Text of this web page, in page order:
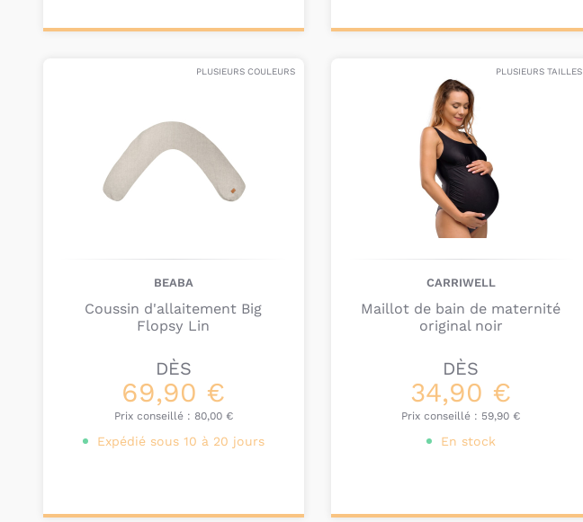
PLUSIEURS COULEURS
BEABA
Coussin d'allaitement Big
Flopsy Lin
DÈS
69,90 €
Prix conseillé : 80,00 €
Expédié sous 10 à 20 jours
PLUSIEURS TAILLES
CARRIWELL
Maillot de bain de maternité
original noir
DÈS
34,90 €
Prix conseillé : 59,90 €
En stock